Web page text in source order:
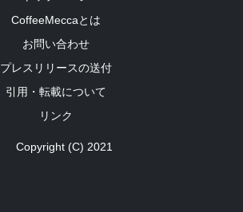
CoffeeMeccaとは
お問い合わせ
プレスリリースの送付
引用・転載について
リンク
Copyright (C) 2021